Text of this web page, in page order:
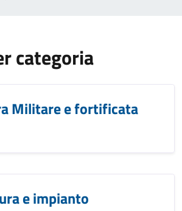
categoria
Militare e fortificata
e impianto